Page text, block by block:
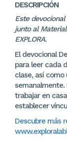
DESCRIPCIÓN
Este
junto al
EXPLORA.
El devocional
para leer cada
clase, así
semanalmente.
trabajar en
establecer
Descubre más